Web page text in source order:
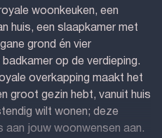
woonkeuken, een
huis, een slaapkamer met
grond én vier
op de verdieping.
overkapping maakt het
groot gezin hebt, vanuit huis
wilt wonen; deze
jouw woonwensen aan.